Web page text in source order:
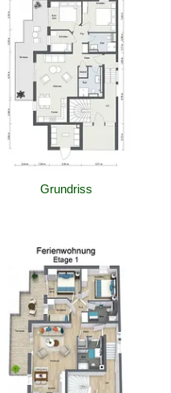
Grundriss